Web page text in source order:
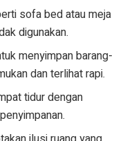
sofa bed atau meja
digunakan.
menyimpan barang-
dan terlihat rapi.
tidur dengan